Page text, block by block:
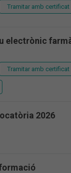
Tramitar amb certificat
electrònic
Tramitar amb certificat
2026